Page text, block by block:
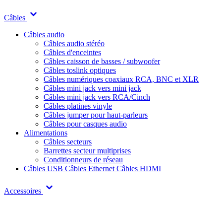
Câbles
Câbles audio
Câbles audio stéréo
Câbles d'enceintes
Câbles caisson de basses / subwoofer
Câbles toslink optiques
Câbles numériques coaxiaux RCA, BNC et XLR
Câbles mini jack vers mini jack
Câbles mini jack vers RCA/Cinch
Câbles platines vinyle
Câbles jumper pour haut-parleurs
Câbles pour casques audio
Alimentations
Câbles secteurs
Barrettes secteur multiprises
Conditionneurs de réseau
Câbles USB Câbles Ethernet Câbles HDMI
Accessoires